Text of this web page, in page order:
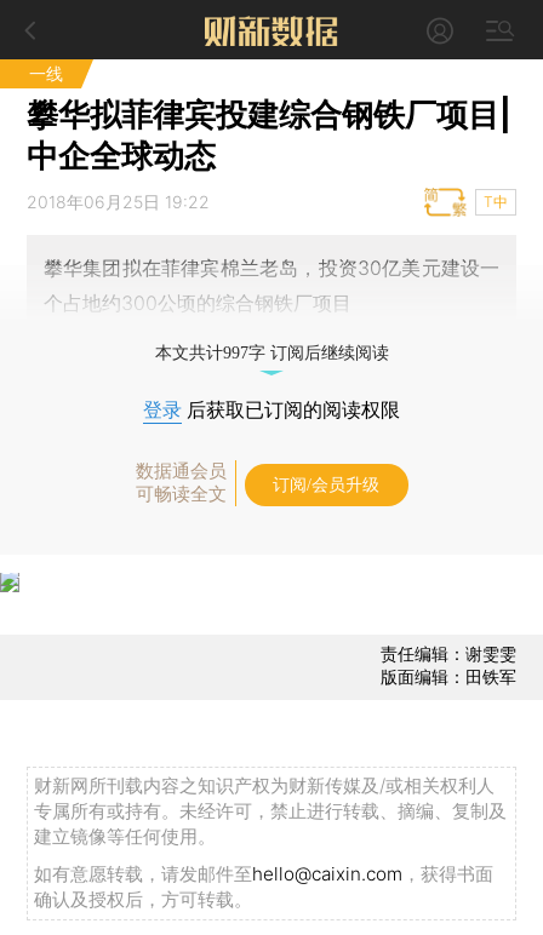
一线
攀华拟菲律宾投建综合钢铁厂项目|
中企全球动态
2018年06月25日 19:22 T中
攀华集团拟在菲律宾棉兰老岛，投资30亿美元建设一
个占地约300公顷的综合钢铁厂项目
本文共计997字 订阅后继续阅读
登录 后获取已订阅的阅读权限
数据通会员
可畅读全文
订阅/会员升级
责任编辑：谢雯雯
版面编辑：田铁军
财新网所刊载内容之知识产权为财新传媒及/或相关权利人
专属所有或持有。未经许可，禁止进行转载、摘编、复制及
建立镜像等任何使用。
如有意愿转载，请发邮件至hello@caixin.com ，获得书面
确认及授权后，方可转载。